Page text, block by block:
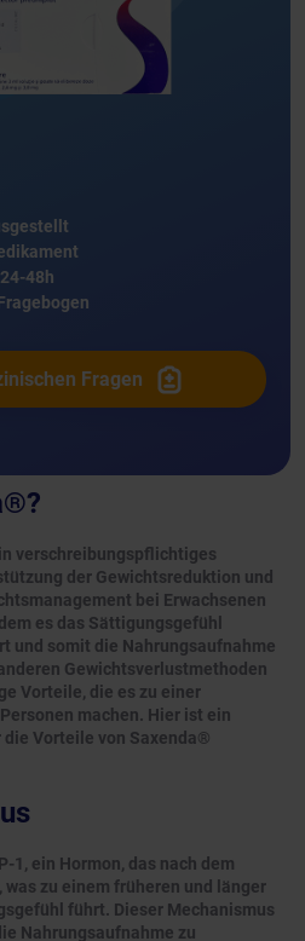
verschreibungspflichtiges
der Gewichtsreduktion und
bei Erwachsenen
es das Sättigungsgefühl
und somit die Nahrungsaufnahme
Gewichtsverlustmethoden
Vorteile, die es zu einer
machen. Hier ist ein
Vorteile von Saxenda®
1, ein Hormon, das nach dem
zu einem früheren und länger
führt. Dieser Mechanismus
Nahrungsaufnahme zu
48h
Fragen